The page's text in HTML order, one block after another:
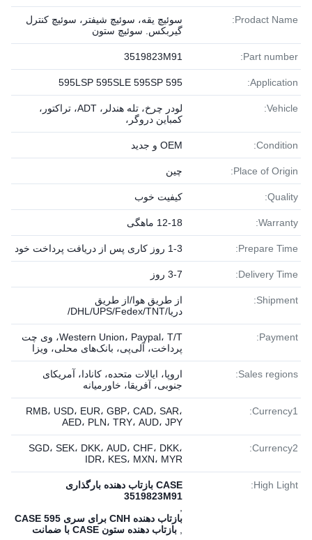
Prodact Name:
سوئیچ یقه، سوئیچ شیفتر، سوئیچ کنترل
گیربکس. سوئیچ ستون
Part number:
3519823M91
Application:
595 595LSP 595SLE 595SP
Vehicle:
لودر چرخ، تله هندلر، ADT، تراکتور،
کمباین دروگر،
Condition: OEM و جدید
Place of Origin: چین
Quality: کیفیت خوب
Warranty: 12-18 ماهگی
Prepare Time: 1-3 روز کاری پس از دریافت پرداخت خود
Delivery Time: 3-7 روز
Shipment:
از طریق هوا/از طریق
دریا/DHL/UPS/Fedex/TNT/
Payment:
Western Union، Paypal، T/T، وی چت
پرداخت، آلی‌پی، بانک‌های محلی، ویزا
Sales regions:
اروپا، ایالات متحده، کانادا، آمریکای
جنوبی، آفریقا، خاورمیانه
Currency1:
RMB، USD، EUR، GBP، CAD، SAR،
AED، PLN، TRY، AUD، JPY
Currency2:
SGD، SEK، DKK، AUD، CHF، DKK،
IDR، KES، MXN، MYR
High Light:
CASE بازتاب دهنده بارگذاری
3519823M91
بازتاب دهنده CNH برای سری CASE 595
بازتاب دهنده ستون CASE با ضمانت